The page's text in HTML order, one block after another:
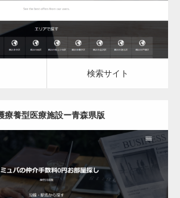
検索サイト
療養型医療施設ー青森県版
更新日： 2023.03.09